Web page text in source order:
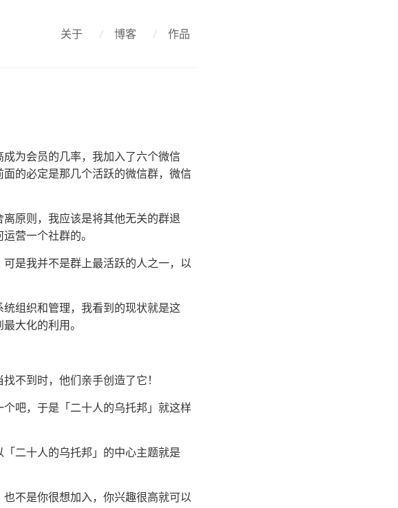
关于 / 博客 / 作品
为会员的几率，我加入了六个微信
的必定是那几个活跃的微信群，微信
原则，我应该是将其他无关的群退
营一个社群的。
是我并不是群上最活跃的人之一，以
组织和管理，我看到的现状就是这
大化的利用。
不到时，他们亲手创造了它！
吧，于是「二十人的乌托邦」就这样
二十人的乌托邦」的中心主题就是
不是你很想加入，你兴趣很高就可以